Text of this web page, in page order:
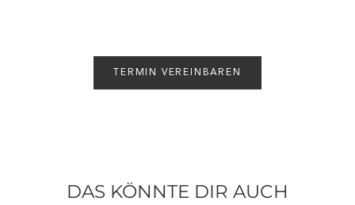
TERMIN VEREINBAREN
DAS KÖNNTE DIR AUCH